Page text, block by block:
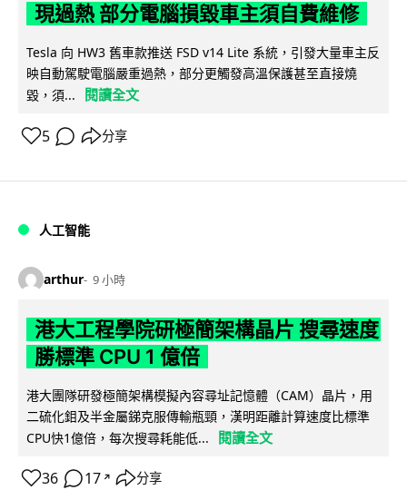
現過熱 部分電腦損毀車主須自費維修
Tesla 向 HW3 舊車款推送 FSD v14 Lite 系統，引發大量車主反
映自動駕駛電腦嚴重過熱，部分更觸發高溫保護甚至直接燒
毀，須...
閱讀全文
5 分享
人工智能
arthur 9 小時
港大工程學院研極簡架構晶片 搜尋速度
勝標準 CPU 1 億倍
港大團隊研發極簡架構模擬內容尋址記憶體（CAM）晶片，用
二硫化鉬及半金屬銻克服傳輸瓶頸，漢明距離計算速度比標準
CPU快1億倍，每次搜尋耗能低...
閱讀全文
36 17 ↗ 分享